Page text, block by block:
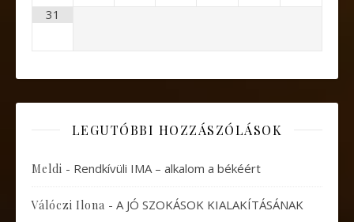
31
LEGUTÓBBI HOZZÁSZÓLÁSOK
Meldi - Rendkívüli IMA – alkalom a békéért
Válóczi Ilona - A JÓ SZOKÁSOK KIALAKÍTÁSÁNAK